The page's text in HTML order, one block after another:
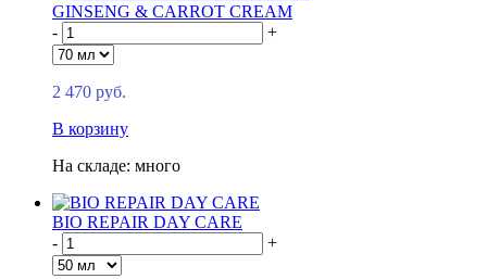
GINSENG & CARROT CREAM
-
+
2 470 руб.
В корзину
На складе: много
BIO REPAIR DAY CARE
-
+